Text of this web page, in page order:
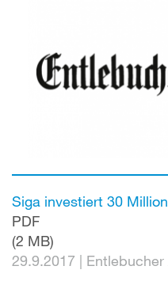
Siga investiert 30
PDF
(2 MB)
29.9.2017 | Entlebucher